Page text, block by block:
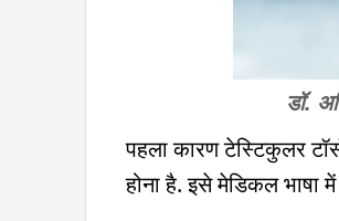
डॉ.
पहला कारण टेस्टिकुलर
होना है. इसे मेडिकल भाषा